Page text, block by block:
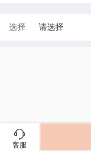
选择 请选择
客服